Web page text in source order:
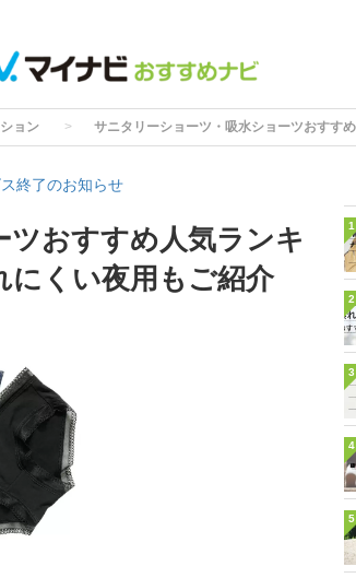
ョン サニタリーショーツ・吸水ショーツおすす
終了のお知らせ
おすすめ人気ランキ
にくい夜用もご紹介
1
2
3
4
5